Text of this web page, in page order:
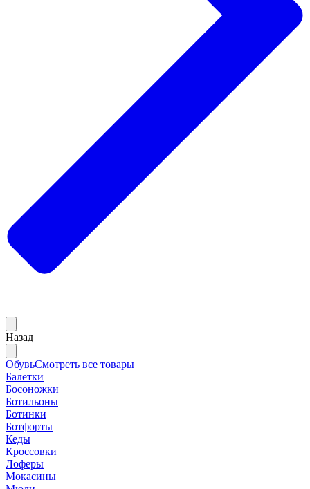
Назад
ОбувьСмотреть все товары
Балетки
Босоножки
Ботильоны
Ботинки
Ботфорты
Кеды
Кроссовки
Лоферы
Мокасины